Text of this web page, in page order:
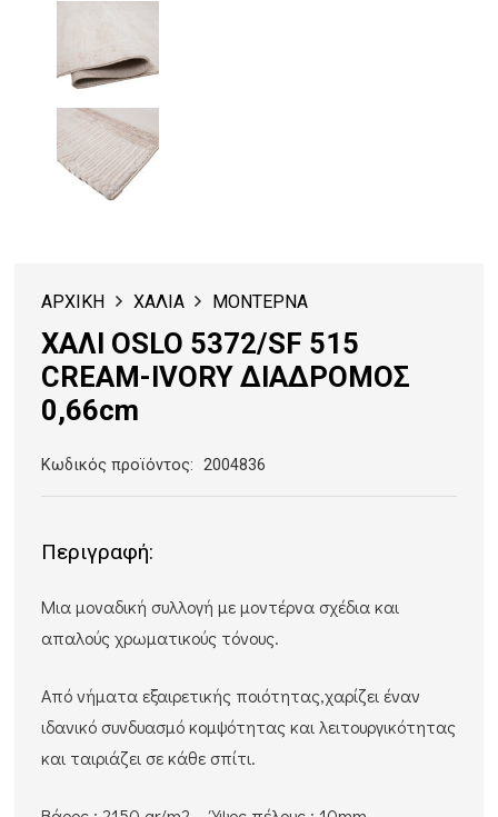
ΑΡΧΙΚΗ ΧΑΛΙΑ ΜΟΝΤΕΡΝΑ
ΧΑΛΙ OSLO 5372/SF 515
CREAM-IVORY ΔΙΑΔΡΟΜΟΣ
0,66cm
Κωδικός προϊόντος: 2004836
Περιγραφή:
Μια μοναδική συλλογή με μοντέρνα σχέδια και
απαλούς χρωματικούς τόνους.
Από νήματα εξαιρετικής ποιότητας,χαρίζει έναν
ιδανικό συνδυασμό κομψότητας και λειτουργικότητας
και ταιριάζει σε κάθε σπίτι.